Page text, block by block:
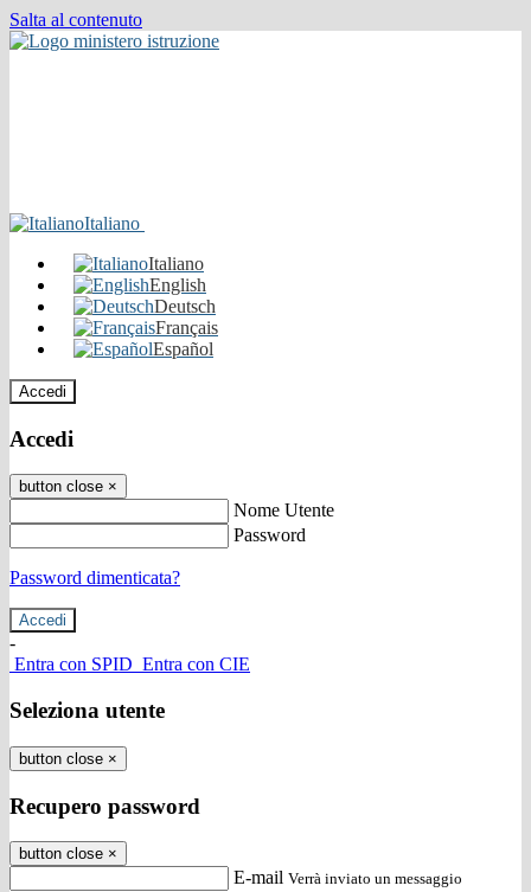
Salta al contenuto
Italiano
Italiano
English
Deutsch
Français
Español
Accedi
Accedi
button close ×
Nome Utente
Password
Password dimenticata?
-
Entra con SPID Entra con CIE
Seleziona utente
button close ×
Recupero password
button close ×
E-mail Verrà inviato un messaggio